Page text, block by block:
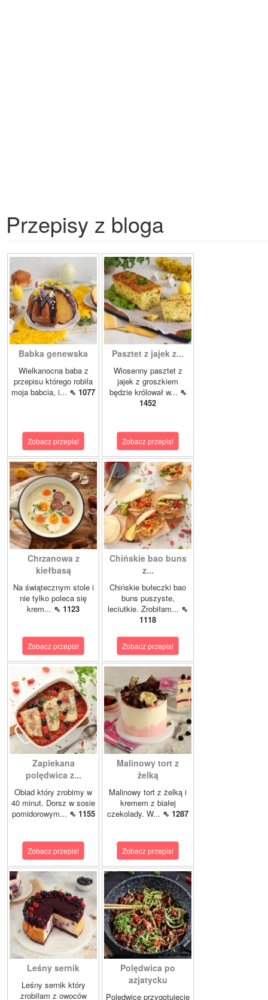
Przepisy z bloga
Babka genewska
Wielkanocna baba z
przepisu którego robiła
moja babcia, i... ⇖ 1077
Zobacz przepis!
Pasztet z jajek z...
Wiosenny pasztet z
jajek z groszkiem
będzie królował w... ⇖
1452
Zobacz przepis!
Chrzanowa z
kiełbasą
Na świątecznym stole i
nie tylko poleca się
krem... ⇖ 1123
Zobacz przepis!
Chińskie bao buns
z...
Chińskie bułeczki bao
buns puszyste,
leciutkie. Zrobiłam... ⇖
1118
Zobacz przepis!
Zapiekana
polędwica z...
Obiad który zrobimy w
40 minut. Dorsz w sosie
pomidorowym... ⇖ 1155
Zobacz przepis!
Malinowy tort z
żelką
Malinowy tort z żelką i
kremem z białej
czekolady. W... ⇖ 1287
Zobacz przepis!
Leśny sernik
Leśny sernik który
zrobiłam z owoców
Polędwica po
azjatycku
Polędwicę przygotujecie